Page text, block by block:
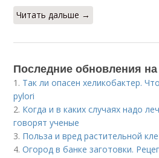
Читать дальше →
Последние обновления на
1. Так ли опасен хеликобактер.
pylori
2. Когда и в каких случаях надо
говорят ученые
3. Польза и вред растительной
4.Огород в банке заготовки.